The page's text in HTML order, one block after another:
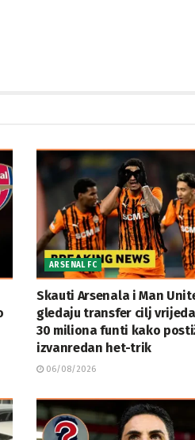
ARSENAL FC
Skauti Arsenala i Man
gledaju transfer cilj
30 miliona funti kako
izvanredan het-trik
06/08/2026